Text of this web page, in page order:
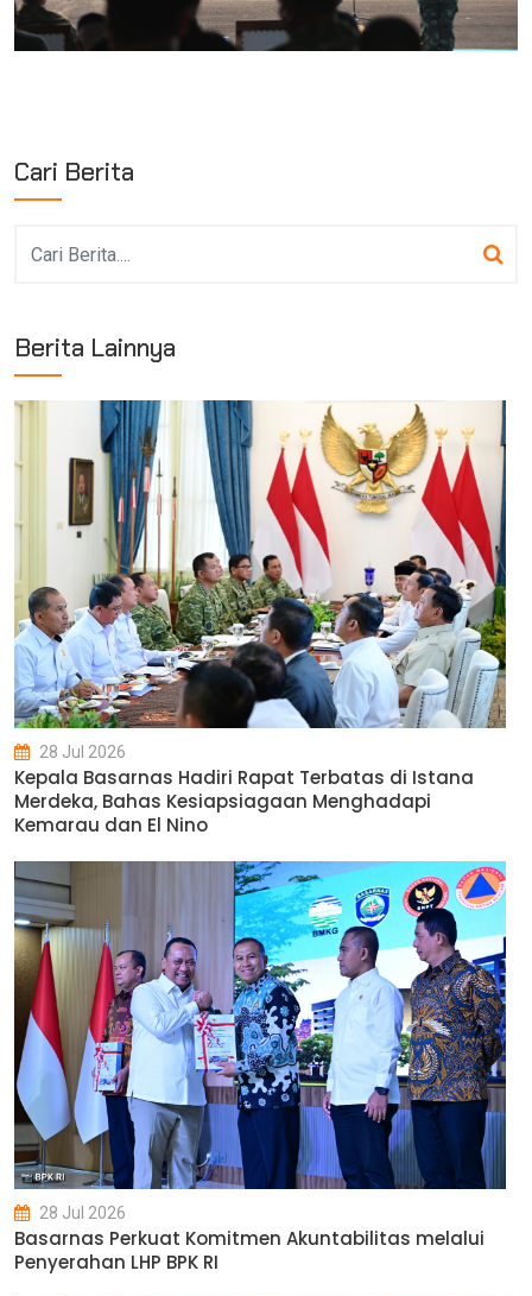
Cari Berita
Berita Lainnya
28 Jul 2026
Kepala Basarnas Hadiri Rapat Terbatas di Istana
Merdeka, Bahas Kesiapsiagaan Menghadapi
Kemarau dan El Nino
28 Jul 2026
Basarnas Perkuat Komitmen Akuntabilitas melalui
Penyerahan LHP BPK RI